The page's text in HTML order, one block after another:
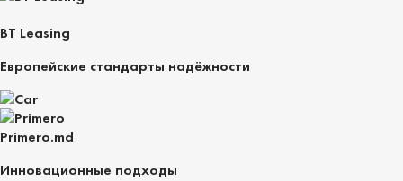
BT Leasing
Европейские стандарты надёжности
Primero.md
Инновационные подходы